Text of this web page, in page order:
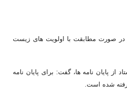
در صورت مطابقت با اولویت های زیست
پایان نامه ها، گفت: برای پایان نامه